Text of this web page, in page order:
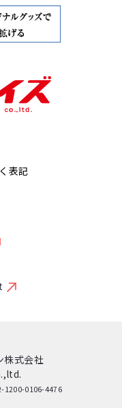
表記
株式会社
1200-0106-4476